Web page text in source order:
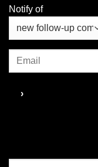
Notify of